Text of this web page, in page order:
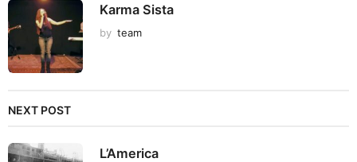
Karma Sista
by team
NEXT POST
L’America